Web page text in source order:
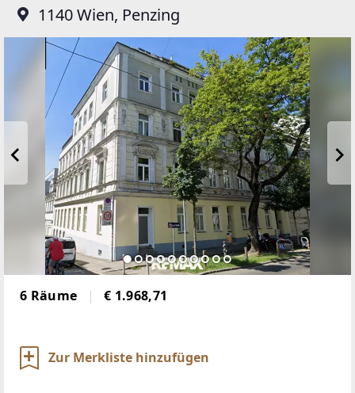
1140 Wien, Penzing
6 Räume € 1.968,71
Zur Merkliste hinzufügen